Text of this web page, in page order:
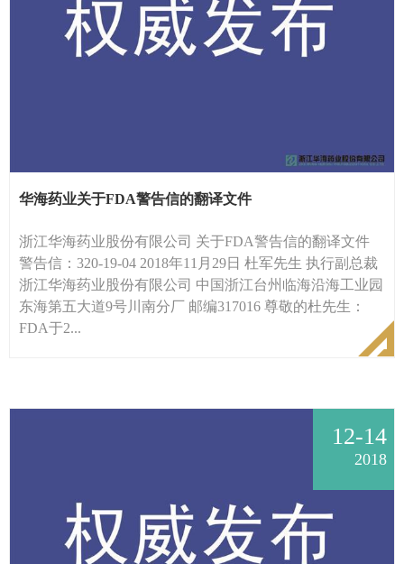
华海药业关于FDA警告信的翻译文件
浙江华海药业股份有限公司 关于FDA警告信的翻译文件
警告信：320-19-04 2018年11月29日 杜军先生 执行副总裁
浙江华海药业股份有限公司 中国浙江台州临海沿海工业园
东海第五大道9号川南分厂 邮编317016 尊敬的杜先生：
FDA于2...
12-14
2018